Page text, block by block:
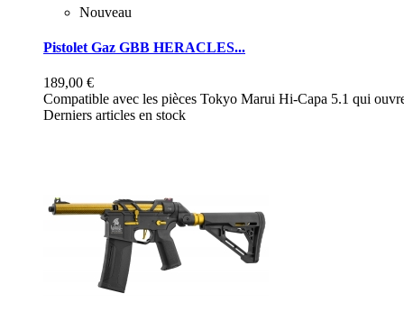
Nouveau
Pistolet Gaz GBB HERACLES...
189,00 €
Compatible avec les pièces Tokyo Marui Hi-Capa 5.1 qui
Derniers articles en stock